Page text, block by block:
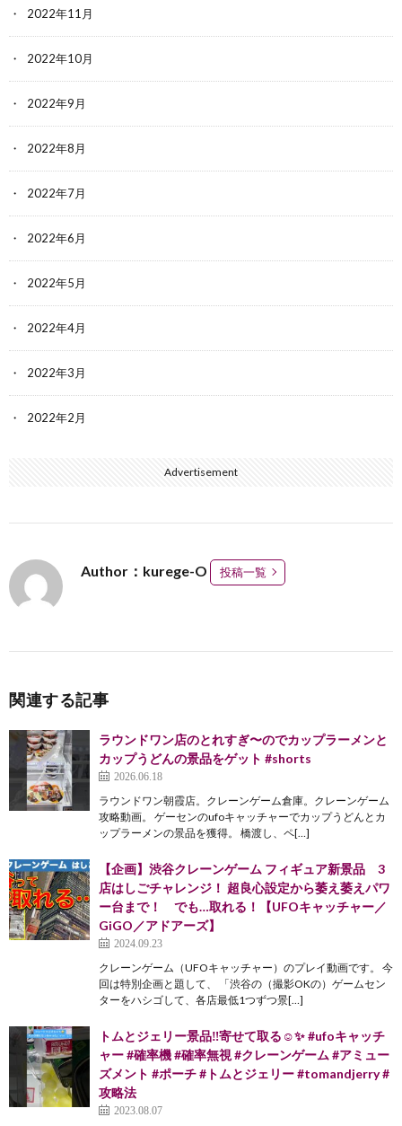
2022年11月
2022年10月
2022年9月
2022年8月
2022年7月
2022年6月
2022年5月
2022年4月
2022年3月
2022年2月
Advertisement
Author：kurege-O 投稿一覧
関連する記事
ラウンドワン店のとれすぎ〜のでカップラーメンと
カップうどんの景品をゲット #shorts
2026.06.18
ラウンドワン朝霞店。クレーンゲーム倉庫。クレーンゲーム
攻略動画。 ゲーセンのufoキャッチャーでカップうどんとカ
ップラーメンの景品を獲得。 橋渡し、ペ[…]
【企画】渋谷クレーンゲーム フィギュア新景品 3
店はしごチャレンジ！ 超良心設定から萎え萎えパワ
ー台まで！ でも…取れる！【UFOキャッチャー／
GiGO／アドアーズ】
2024.09.23
クレーンゲーム（UFOキャッチャー）のプレイ動画です。 今
回は特別企画と題して、 「渋谷の（撮影OKの）ゲームセン
ターをハシゴして、各店最低1つずつ景[…]
トムとジェリー景品‼️寄せて取る☺️✨️ #ufoキャッチ
ャー #確率機 #確率無視 #クレーンゲーム #アミュー
ズメント #ポーチ #トムとジェリー #tomandjerry #
攻略法
2023.08.07